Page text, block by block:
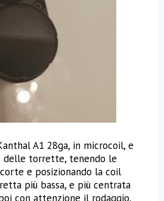
A1 28ga, in microcoil, e
delle torrette, tenendo le
e posizionando la coil
più bassa, e più centrata
con attenzione il rodaggio,